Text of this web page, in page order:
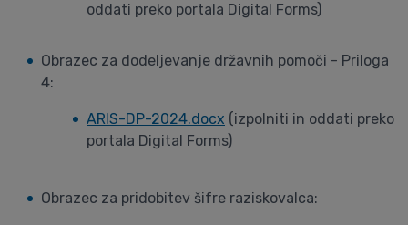
oddati preko portala Digital Forms)
Obrazec za dodeljevanje državnih pomoči - Priloga
4:
ARIS-DP-2024.docx (izpolniti in oddati preko
portala Digital Forms)
Obrazec za pridobitev šifre raziskovalca: